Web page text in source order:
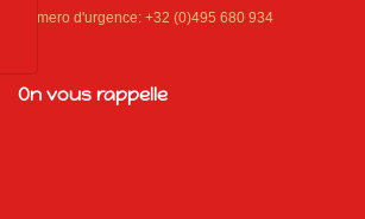
Numero d'urgence: +32 (0)495 680 934
On vous rappelle